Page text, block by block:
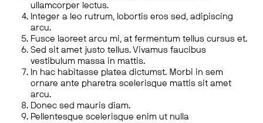
ullamcorper lectus.
Integer a leo rutrum, lobortis eros sed, adipiscing
arcu.
Fusce laoreet arcu mi, at fermentum tellus cursus et.
Sed sit amet justo tellus. Vivamus faucibus
vestibulum massa in mattis.
In hac habitasse platea dictumst. Morbi in sem
ornare ante pharetra scelerisque mattis sit amet
arcu.
Donec sed mauris diam.
Pellentesque scelerisque enim ut nulla